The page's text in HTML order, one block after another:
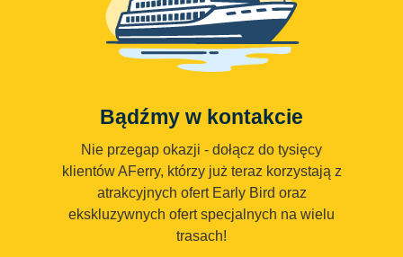
Bądźmy w kontakcie
Nie przegap okazji - dołącz do tysięcy
klientów AFerry, którzy już teraz korzystają z
atrakcyjnych ofert Early Bird oraz
ekskluzywnych ofert specjalnych na wielu
trasach!